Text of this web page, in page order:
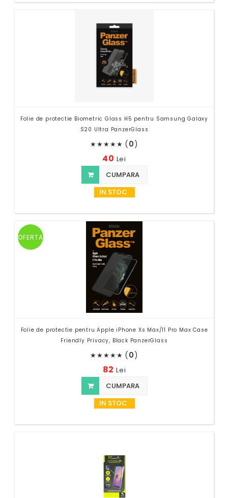
Folie de protectie Biometric Glass H5 pentru Samsung Galaxy
S20 Ultra PanzerGlass
★★★★★ (0)
40 Lei
CUMPARA
IN STOC
OFERTA
Folie de protectie pentru Apple iPhone Xs Max/11 Pro Max Case
Friendly Privacy, Black PanzerGlass
★★★★★ (0)
82 Lei
CUMPARA
IN STOC